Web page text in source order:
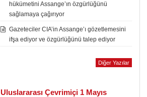
hükümetini Assange’ın özgürlüğünü
sağlamaya çağırıyor
Gazeteciler CIA’in Assange’ı gözetlemesini
ifşa ediyor ve özgürlüğünü talep ediyor
Diğer Yazılar
Uluslararası Çevrimiçi 1 Mayıs